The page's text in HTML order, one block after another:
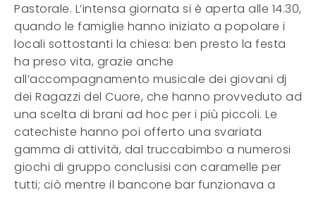
Pastorale. L’intensa giornata si è aperta alle 14.30,
quando le famiglie hanno iniziato a popolare i
locali sottostanti la chiesa: ben presto la festa
ha preso vita, grazie anche
all’accompagnamento musicale dei giovani dj
dei Ragazzi del Cuore, che hanno provveduto ad
una scelta di brani ad hoc per i più piccoli. Le
catechiste hanno poi offerto una svariata
gamma di attività, dal truccabimbo a numerosi
giochi di gruppo conclusisi con caramelle per
tutti; ciò mentre il bancone bar funzionava a